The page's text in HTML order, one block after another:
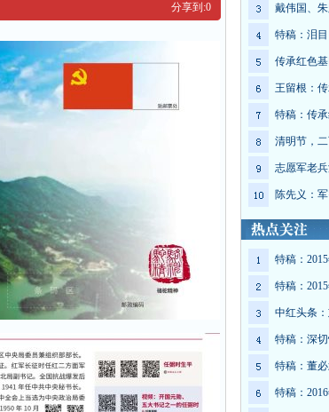
分享到:0 戴伟国、
特稿：泪
传承红色
王留根：
特稿：传
清明节，
志愿军老兵
陈先义：
特稿：
特稿：
中红头条
特稿：深
特稿：董
特稿：